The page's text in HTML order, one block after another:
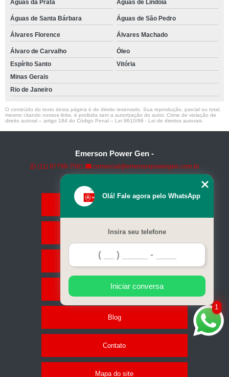
Águas da Prata Águas de Lindóia
Águas de Santa Bárbara Águas de São Pedro
Álvares Florence Álvares Machado
Álvaro de Carvalho
Óleo
Espírito Santo
Vitória
Minas Gerais
Rio de Janeiro
O conteúdo do texto desta página é de direito reservado. Sua reprodução, parcial ou total,
mesmo citando nossos links, é proibida sem a autorização do autor. Crime de violação de
direito autoral – artigo 184 do Código Penal – Lei 9610/98 - Lei de direitos autorais
Emerson Power Gen -
(11) 97798-7561 comercial@emersonpowergen.com.br
Empresa
Geradores
Serviços
Blog
Contato
Mapa do site
1
Olá! Fale agora pelo WhatsApp
Insira seu telefone
Iniciar conversa